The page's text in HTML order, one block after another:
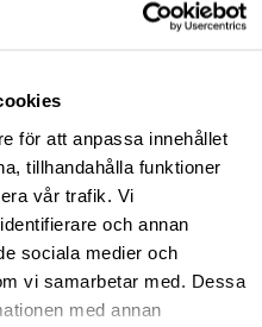
för att anpassa innehållet
tillhandahålla funktioner
vår trafik. Vi
och annan
sociala medier och
vi samarbetar med. Dessa
med annan
Finns i lager online
Slut i lager
Finns i lager
Finns i lager